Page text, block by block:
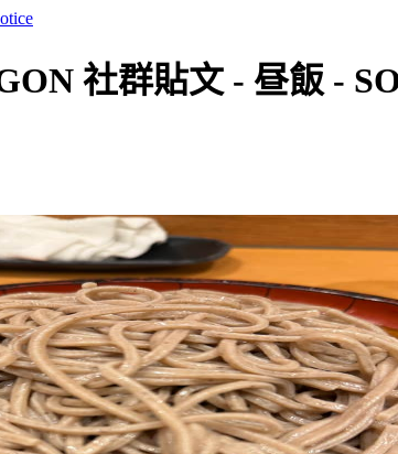
社群貼文 - 昼飯 -